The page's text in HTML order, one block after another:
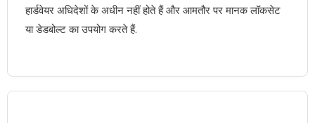
हार्डवेयर अधिदेशों के अधीन नहीं होते हैं और आमतौर पर मानक लॉकसेट
या डेडबोल्ट का उपयोग करते हैं.